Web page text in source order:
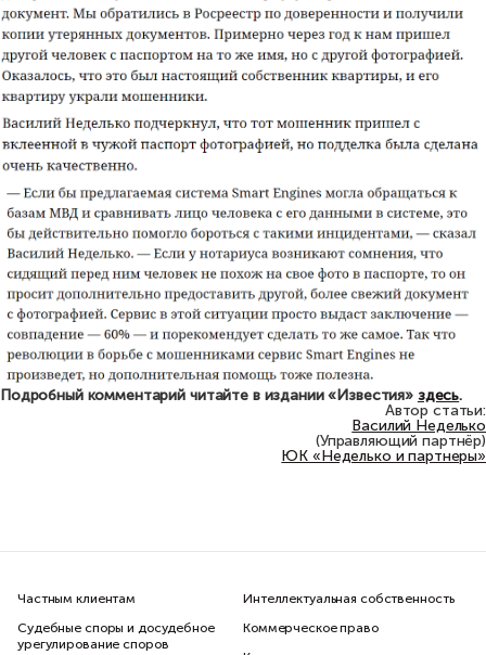
Подробный комментарий читайте в издании «Известия» здесь.
Автор статьи:
Василий Неделько
(Управляющий партнёр)
ЮК «Неделько и партнеры»
Частным клиентам
Судебные споры и досудебное
урегулирование споров
Интеллектуальная собственность
Коммерческое право